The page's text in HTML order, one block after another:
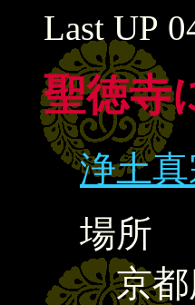
Last UP
聖徳寺
浄土
場所
京都